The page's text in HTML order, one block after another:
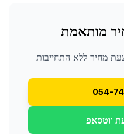
מותאמת
מחיר ללא התחייבות
054-
ווטסאפ